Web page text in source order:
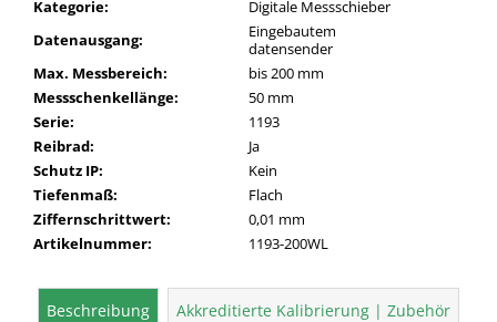
Kategorie:
Digitale Messschieber
Datenausgang:
Eingebautem
datensender
Max. Messbereich:
bis 200 mm
Messschenkellänge:
50 mm
Serie:
1193
Reibrad:
Ja
Schutz IP:
Kein
Tiefenmaß:
Flach
Ziffernschrittwert:
0,01 mm
Artikelnummer: 1193-200WL
Beschreibung Akkreditierte Kalibrierung | Zubehör